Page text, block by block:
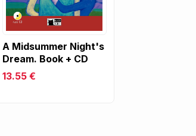
A Midsummer Night's
Dream. Book + CD
13.55 €